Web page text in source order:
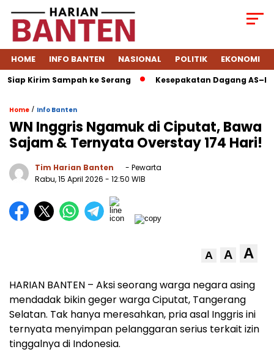
HOME INFO BANTEN NASIONAL POLITIK EKONOMI
Kirim Sampah ke Serang Kesepakatan Dagang
Home / Info Banten
WN Inggris Ngamuk di Ciputat, Bawa
Sajam & Ternyata Overstay 174 Hari!
Tim Harian Banten
- Pewarta
Rabu, 15 April 2026 - 12:50 WIB
A A A
HARIAN BANTEN – Aksi seorang warga negara asing
mendadak bikin geger warga Ciputat, Tangerang
Selatan. Tak hanya meresahkan, pria asal Inggris ini
ternyata menyimpan pelanggaran serius terkait izin
tinggalnya di Indonesia.